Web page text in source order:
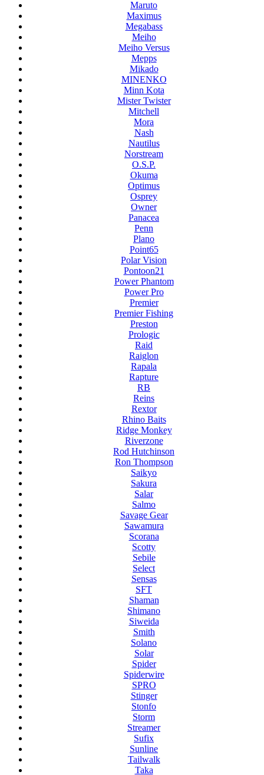
Maruto
Maximus
Megabass
Meiho
Meiho Versus
Mepps
Mikado
MINENKO
Minn Kota
Mister Twister
Mitchell
Mora
Nash
Nautilus
Norstream
O.S.P.
Okuma
Optimus
Osprey
Owner
Panacea
Penn
Plano
Point65
Polar Vision
Pontoon21
Power Phantom
Power Pro
Premier
Premier Fishing
Preston
Prologic
Raid
Raiglon
Rapala
Rapture
RB
Reins
Rextor
Rhino Baits
Ridge Monkey
Riverzone
Rod Hutchinson
Ron Thompson
Saikyo
Sakura
Salar
Salmo
Savage Gear
Sawamura
Scorana
Scotty
Sebile
Select
Sensas
SFT
Shaman
Shimano
Siweida
Smith
Solano
Solar
Spider
Spiderwire
SPRO
Stinger
Stonfo
Storm
Streamer
Sufix
Sunline
Tailwalk
Taka